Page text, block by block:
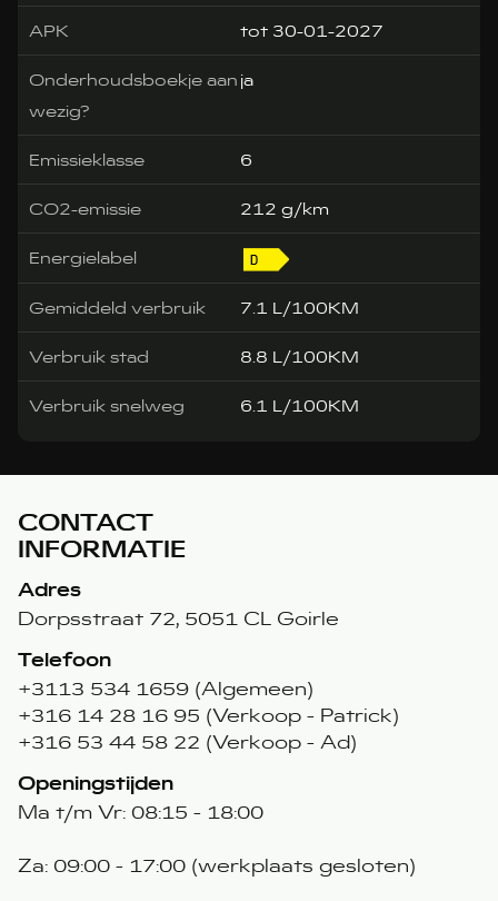
APK tot 30-01-2027
Onderhoudsboekje aan
wezig?
ja
Emissieklasse 6
CO2-emissie 212 g/km
Energielabel
Gemiddeld verbruik 7.1 L/100KM
Verbruik stad 8.8 L/100KM
Verbruik snelweg 6.1 L/100KM
CONTACT
INFORMATIE
Adres
Dorpsstraat 72, 5051 CL Goirle
Telefoon
+3113 534 1659 (Algemeen)
+316 14 28 16 95 (Verkoop - Patrick)
+316 53 44 58 22 (Verkoop - Ad)
Openingstijden
Ma t/m Vr: 08:15 - 18:00
Za: 09:00 - 17:00 (werkplaats gesloten)